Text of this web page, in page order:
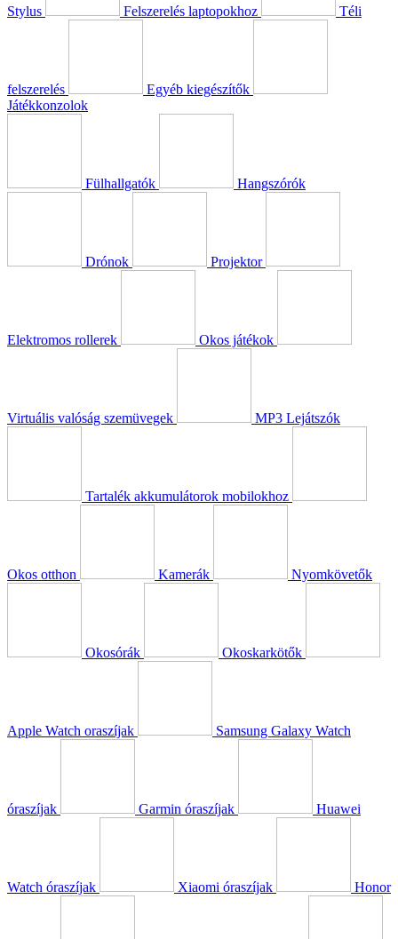
Stylus Felszerelés laptopokhoz Téli
felszerelés
Egyéb kiegészítők
Játékkonzolok
Fülhallgatók Hangszórók
Drónok Projektor
Elektromos rollerek Okos játékok
Virtuális valóság szemüvegek MP3 Lejátszók
Tartalék akkumulátorok mobilokhoz
Okos otthon Kamerák Nyomkövetők
Okosórák Okoskarkötők
Apple Watch oraszíjak Samsung Galaxy Watch
óraszíjak Garmin óraszíjak Huawei
Watch óraszíjak Xiaomi óraszíjak Honor